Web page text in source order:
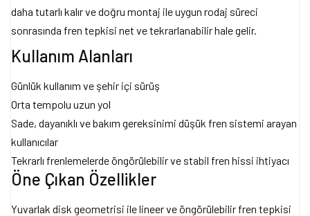
daha tutarlı kalır ve doğru montaj ile uygun rodaj süreci
sonrasında fren tepkisi net ve tekrarlanabilir hale gelir.
Kullanım Alanları
Günlük kullanım ve şehir içi sürüş
Orta tempolu uzun yol
Sade, dayanıklı ve bakım gereksinimi düşük fren sistemi arayan
kullanıcılar
Tekrarlı frenlemelerde öngörülebilir ve stabil fren hissi ihtiyacı
Öne Çıkan Özellikler
Yuvarlak disk geometrisi ile lineer ve öngörülebilir fren tepkisi